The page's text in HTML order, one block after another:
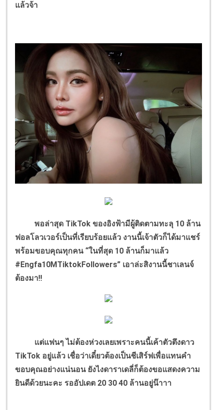
แล้วจ้า
พอล่าสุด TikTok ของอิงฟ้ามีผู้ติดตามทะลุ 10 ล้าน
ฟอลโลวเวอร์เป็นที่เรียบร้อยแล้ว งานนี้เจ้าตัวก็ได้มาแชร์
พร้อมขอบคุณทุกคน “ในที่สุด 10 ล้านก็มาแล้ว
#Engfa10MTiktokFollowers” เอาล่ะสิงานนี้ชาเลนจ์
ต้องมา!!
แต่แฟนๆ ไม่ต้องห่วงเลยเพราะคนนี้เค้าตัวตึงดาว
TikTok อยู่แล้ว เชื่อว่าเดี๋ยวต้องเป็นชีเสิร์ฟเพื่อแทนคำ
ขอบคุณอย่างแน่นอน ยังไงดาราเดลี่ก็ต้องขอแสดงความ
ยินดีด้วยนะคะ รออัปเดต 20 30 40 ล้านอยู่น๊าาา